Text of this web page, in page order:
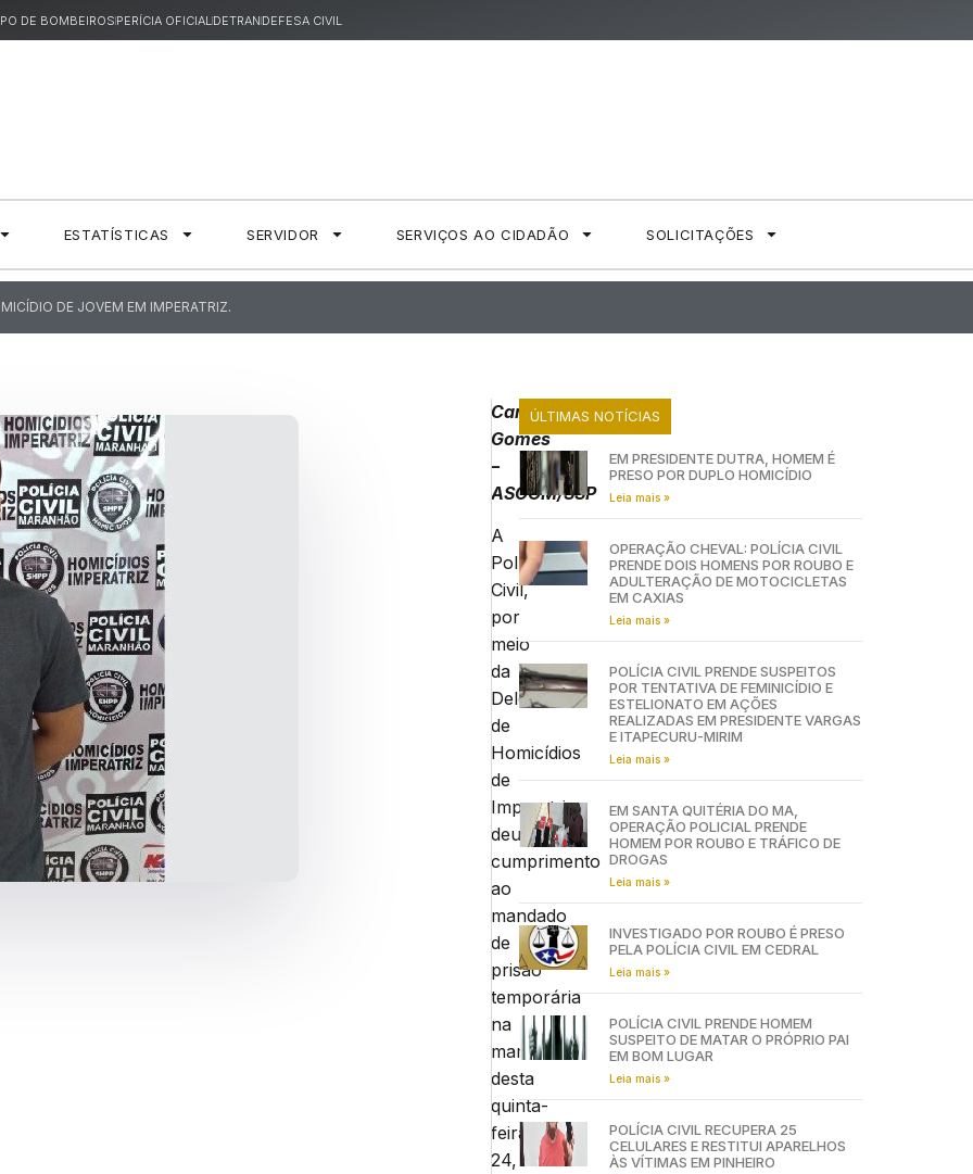
DE BOMBEIROSPERÍCIA OFICIALDETRANDEFESA CIVIL
ESTATÍSTICAS SERVIDOR SERVIÇOS AO CIDADÃO SOLICITAÇÕES
DE JOVEM EM IMPERATRIZ.
Carolina
Gomes
–
ASCOM/SSP
A
Polícia
Civil,
por
meio
da
Delegacia
de
Homicídios
de
Imperatriz,
deu
cumprimento
ao
mandado
de
prisão
temporária
na
manhã
desta
quinta-
feira,
24,
ÚLTIMAS NOTÍCIAS
EM PRESIDENTE DUTRA, HOMEM É
PRESO POR DUPLO HOMICÍDIO
Leia mais »
OPERAÇÃO CHEVAL: POLÍCIA CIVIL
PRENDE DOIS HOMENS POR ROUBO E
ADULTERAÇÃO DE MOTOCICLETAS
EM CAXIAS
Leia mais »
POLÍCIA CIVIL PRENDE SUSPEITOS
POR TENTATIVA DE FEMINICÍDIO E
ESTELIONATO EM AÇÕES
REALIZADAS EM PRESIDENTE VARGAS
E ITAPECURU-MIRIM
Leia mais »
EM SANTA QUITÉRIA DO MA,
OPERAÇÃO POLICIAL PRENDE
HOMEM POR ROUBO E TRÁFICO DE
DROGAS
Leia mais »
INVESTIGADO POR ROUBO É PRESO
PELA POLÍCIA CIVIL EM CEDRAL
Leia mais »
POLÍCIA CIVIL PRENDE HOMEM
SUSPEITO DE MATAR O PRÓPRIO PAI
EM BOM LUGAR
Leia mais »
POLÍCIA CIVIL RECUPERA 25
CELULARES E RESTITUI APARELHOS
ÀS VÍTIMAS EM PINHEIRO